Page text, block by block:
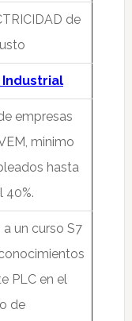
de
empresas
minimo
hasta
40%.
un curso S7
PLC en el
de